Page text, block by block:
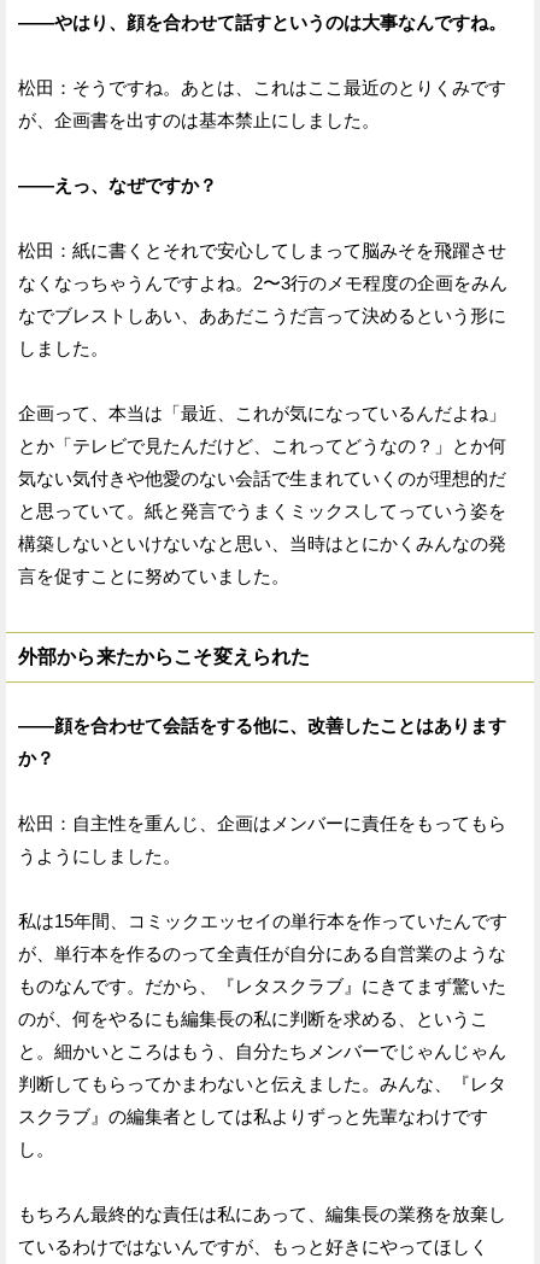
——やはり、顔を合わせて話すというのは大事なんですね。
松田：そうですね。あとは、これはここ最近のとりくみです
が、企画書を出すのは基本禁止にしました。
——えっ、なぜですか？
松田：紙に書くとそれで安心してしまって脳みそを飛躍させ
なくなっちゃうんですよね。2〜3行のメモ程度の企画をみん
なでブレストしあい、ああだこうだ言って決めるという形に
しました。
企画って、本当は「最近、これが気になっているんだよね」
とか「テレビで見たんだけど、これってどうなの？」とか何
気ない気付きや他愛のない会話で生まれていくのが理想的だ
と思っていて。紙と発言でうまくミックスしてっていう姿を
構築しないといけないなと思い、当時はとにかくみんなの発
言を促すことに努めていました。
外部から来たからこそ変えられた
——顔を合わせて会話をする他に、改善したことはあります
か？
松田：自主性を重んじ、企画はメンバーに責任をもってもら
うようにしました。
私は15年間、コミックエッセイの単行本を作っていたんです
が、単行本を作るのって全責任が自分にある自営業のような
ものなんです。だから、『レタスクラブ』にきてまず驚いた
のが、何をやるにも編集長の私に判断を求める、というこ
と。細かいところはもう、自分たちメンバーでじゃんじゃん
判断してもらってかまわないと伝えました。みんな、『レタ
スクラブ』の編集者としては私よりずっと先輩なわけです
し。
もちろん最終的な責任は私にあって、編集長の業務を放棄し
ているわけではないんですが、もっと好きにやってほしく